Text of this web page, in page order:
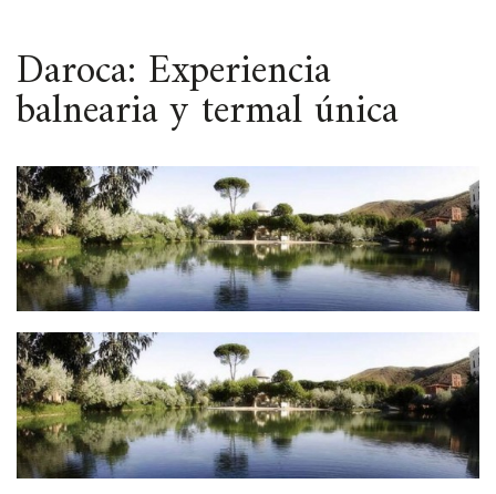
ESPACIO
Daroca: Experiencia
balnearia y termal única